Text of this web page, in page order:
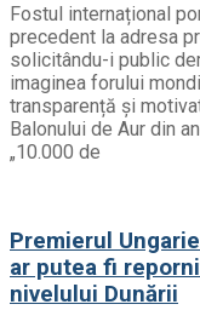
Fostul internațional
precedent la adresa
solicitându-i public
imaginea forului
transparență și
Balonului de Aur din
„10.000 de
Premierul
ar putea fi
nivelului Dunării